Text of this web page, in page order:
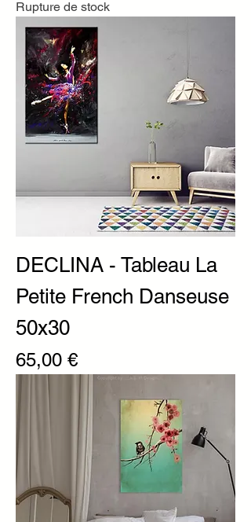
Rupture de stock
DECLINA - Tableau La
Petite French Danseuse
50x30
Prix
65,00 €